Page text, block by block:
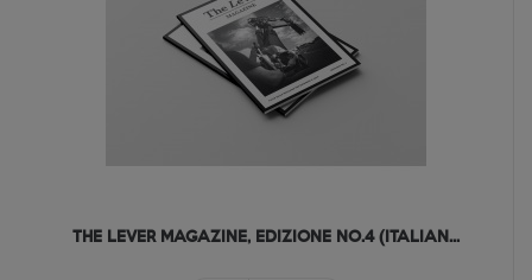
THE LEVER MAGAZINE, EDIZIONE NO.4 (ITALIAN...